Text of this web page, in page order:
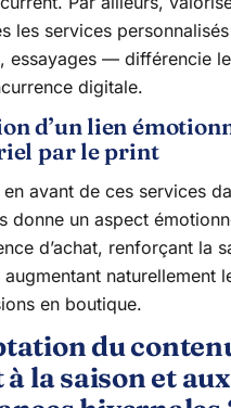
les services
essayages — différencie
digitale.
d’un lien
par le print
en avant de ces services
donne un aspect
d’achat, renforçant la
naturellement
en boutique.
du
la saison et aux